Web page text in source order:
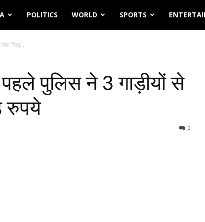
POLITICS WORLD SPORTS
किए...
पुलिस ने 3 गाड़ीयों से
रुपये
0